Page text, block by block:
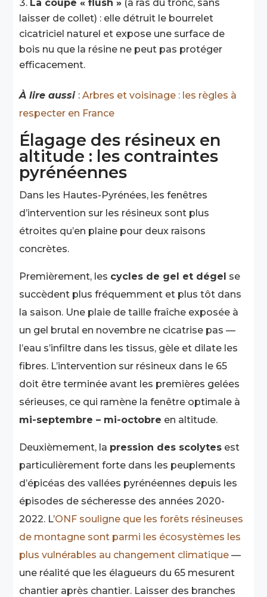
La coupe « flush » (à ras du tronc, sans
laisser de collet) : elle détruit le bourrelet
cicatriciel naturel et expose une surface de
bois nu que la résine ne peut pas protéger
efficacement.
À lire aussi :Arbres et voisinage : les règles à
respecter en France
Élagage des résineux en
altitude : les contraintes
pyrénéennes
Dans les Hautes-Pyrénées, les fenêtres
d’intervention sur les résineux sont plus
étroites qu’en plaine pour deux raisons
concrètes.
Premièrement, les cycles de gel et dégel se
succèdent plus fréquemment et plus tôt dans
la saison. Une plaie de taille fraîche exposée à
un gel brutal en novembre ne cicatrise pas —
l’eau s’infiltre dans les tissus, gèle et dilate les
fibres. L’intervention sur résineux dans le 65
doit être terminée avant les premières gelées
sérieuses, ce qui ramène la fenêtre optimale à
mi-septembre – mi-octobre en altitude.
Deuxièmement, la pression des scolytes est
particulièrement forte dans les peuplements
d’épicéas des vallées pyrénéennes depuis les
épisodes de sécheresse des années 2020-
2022. L’ONF souligne que les forêts résineuses
de montagne sont parmi les écosystèmes les
plus vulnérables au changement climatique —
une réalité que les élagueurs du 65 mesurent
chantier après chantier. Laisser des branches